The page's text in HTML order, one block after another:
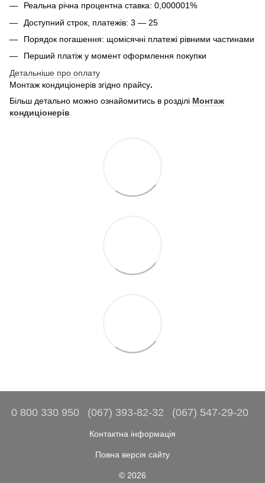
Реальна річна процентна ставка: 0,000001%
Доступний строк, платежів: 3 — 25
Порядок погашення: щомісячні платежі рівними частинами
Перший платіж у момент оформлення покупки
Детальніше про оплату
Монтаж кондиціонерів згідно прайсу.
Більш детально можно ознайомитись в розділі Монтаж
кондиціонерів
0 800 330 950 (067) 393-82-32 (067) 547-29-20
Контактна інформація
Повна версія сайту
© 2026